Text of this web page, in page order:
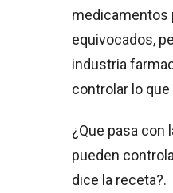
medicamentos
equivocados,
industria
controlar lo
¿Que pasa con
pueden
dice la receta?.